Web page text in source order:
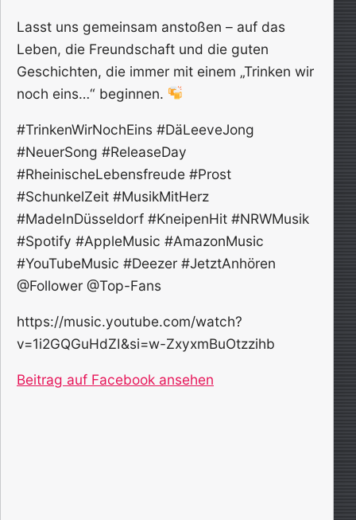
Lasst uns gemeinsam anstoßen – auf das
Leben, die Freundschaft und die guten
Geschichten, die immer mit einem „Trinken wir
noch eins…“ beginnen.
#TrinkenWirNochEins #DäLeeveJong
#NeuerSong #ReleaseDay
#RheinischeLebensfreude #Prost
#SchunkelZeit #MusikMitHerz
#MadeInDüsseldorf #KneipenHit #NRWMusik
#Spotify #AppleMusic #AmazonMusic
#YouTubeMusic #Deezer #JetztAnhören
@Follower @Top-Fans
https://music.youtube.com/watch?
v=1i2GQGuHdZI&si=w-ZxyxmBuOtzzihb
Beitrag auf Facebook ansehen